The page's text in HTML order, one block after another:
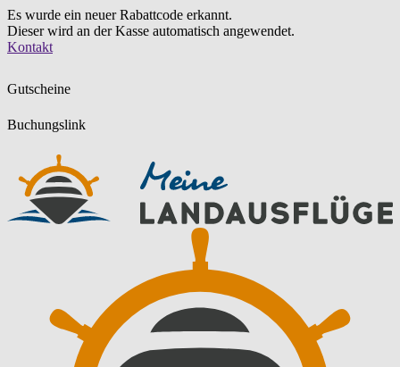
Es wurde ein neuer Rabattcode erkannt.
Dieser wird an der Kasse automatisch angewendet.
Zum
Kontakt
Gutscheine
Buchungslink